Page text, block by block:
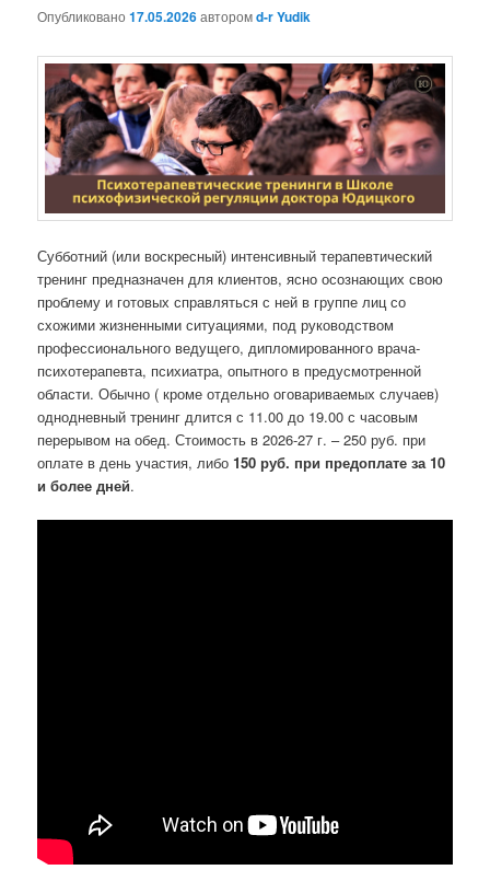
Опубликовано17.05.2026авторомd-r Yudik
Субботний (или воскресный) интенсивный терапевтический
тренинг предназначен для клиентов, ясно осознающих свою
проблему и готовых справляться с ней в группе лиц со
схожими жизненными ситуациями, под руководством
профессионального ведущего, дипломированного врача-
психотерапевта, психиатра, опытного в предусмотренной
области. Обычно ( кроме отдельно оговариваемых случаев)
однодневный тренинг длится с 11.00 до 19.00 с часовым
перерывом на обед. Стоимость в 2026-27 г. – 250 руб. при
оплате в день участия, либо150 руб. при предоплате за 10
и более дней.